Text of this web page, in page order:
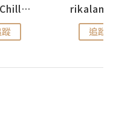
思思賢 ChillMyBabe
追蹤